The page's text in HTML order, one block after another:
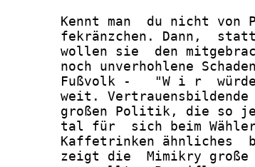
Kennt man  du nicht von
fekränzchen. Dann,
wollen sie  den
noch unverhohlene
Fußvolk -   "W i r
weit.
großen Politik, die so
tal für  sich beim
Kaffetrinken ähnliches
zeigt die  Mimikry